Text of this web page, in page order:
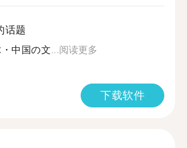
话题
中国の文... 阅读更多
下载软件